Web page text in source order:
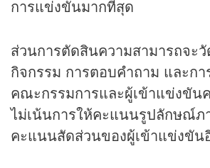
การแข่งขันมากที่สุด
ส่วนการตัดสินความสามารถจะ
กิจกรรม การตอบคำถาม และก
คณะกรรมการและผู้เข้าแข่งขัน
ไม่เน้นการให้คะแนนรูปลักษณ์ภ
คะแนนสัดส่วนของผู้เข้าแข่งขัน